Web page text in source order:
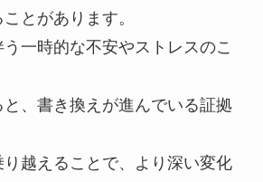
とがあります。
一時的な不安やストレスのこ
、書き換えが進んでいる証拠
越えることで、より深い変化